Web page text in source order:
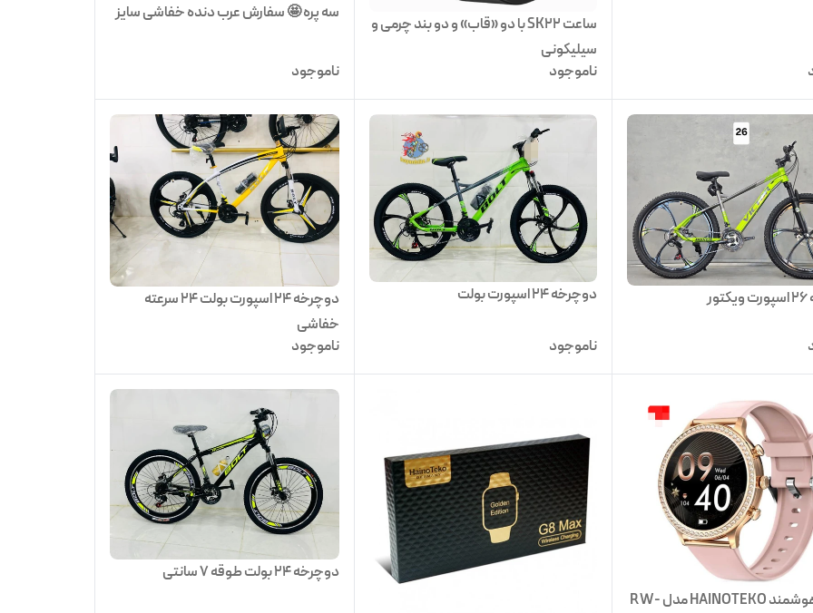
ساعت SK22 با دو «قاب» و دو بند چرمی و
سیلیکونی
ناموجود
سه پره 🤩 سفارش عرب دنده خفاشی سایز
ناموجود
دوچرخه 24 اسپورت بولت
ناموجود
دوچرخه 24 اسپورت بولت 24 سرعته
خفاشی
ناموجود
ساعت هوشمند HAINOTEKO مدل RW-
دوچرخه 24 بولت طوقه 7 سانتی